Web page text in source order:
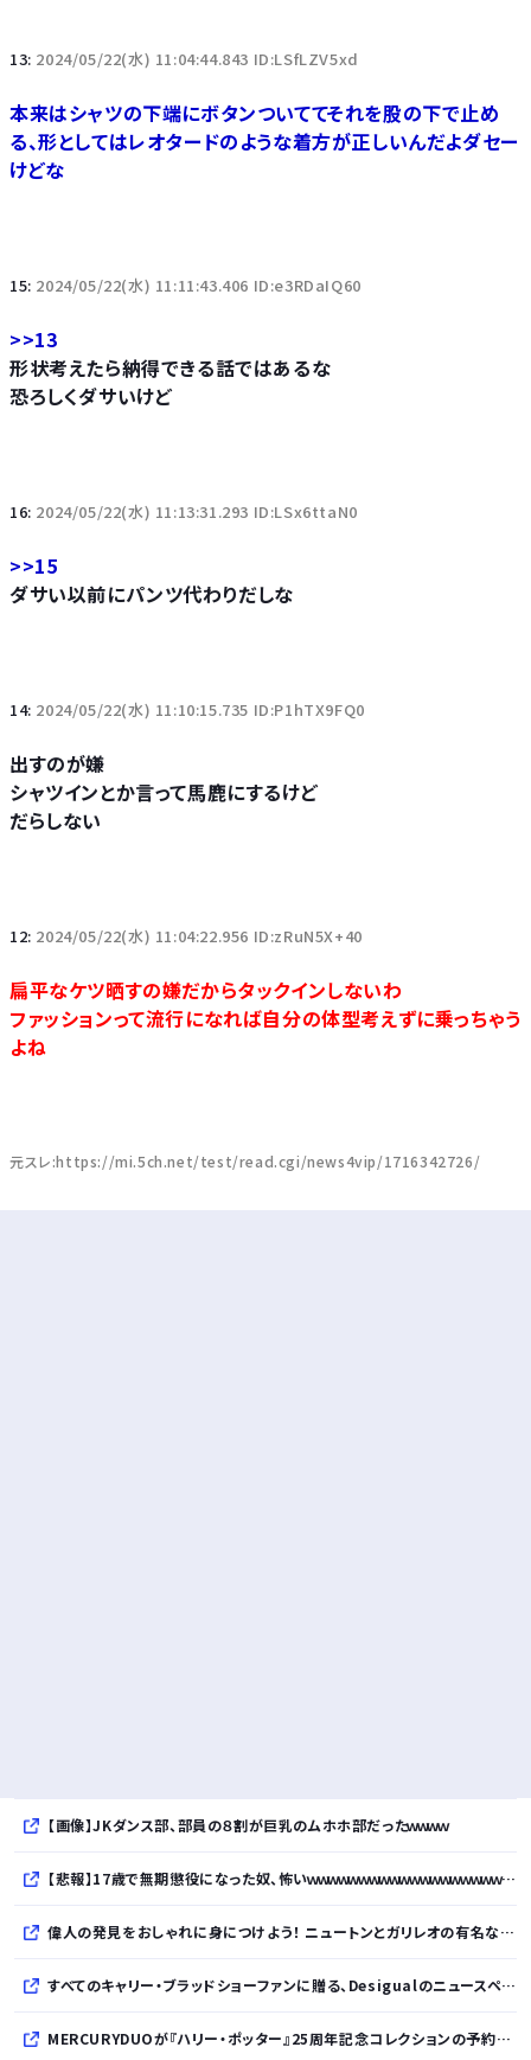
13: 2024/05/22(水) 11:04:44.843 ID:LSfLZV5xd
本来はシャツの下端にボタンついててそれを股の下で止め
る、形としてはレオタードのような着方が正しいんだよダセー
けどな
15: 2024/05/22(水) 11:11:43.406 ID:e3RDaIQ60
>>13
形状考えたら納得できる話ではあるな
恐ろしくダサいけど
16: 2024/05/22(水) 11:13:31.293 ID:LSx6ttaN0
>>15
ダサい以前にパンツ代わりだしな
14: 2024/05/22(水) 11:10:15.735 ID:P1hTX9FQ0
出すのが嫌
シャツインとか言って馬鹿にするけど
だらしない
12: 2024/05/22(水) 11:04:22.956 ID:zRuN5X+40
扁平なケツ晒すの嫌だからタックインしないわ
ファッションって流行になれば自分の体型考えずに乗っちゃう
よね
元スレ:https://mi.5ch.net/test/read.cgi/news4vip/1716342726/
【画像】JKダンス部、部員の８割が巨乳のムホホ部だったｗｗｗｗ
【悲報】17歳で無期懲役になった奴、怖いｗｗｗｗｗｗｗｗｗｗｗｗｗｗｗｗｗｗｗｗｗｗｗｗ
偉人の発見をおしゃれに身につけよう！ ニュートンとガリレオの有名な発見をモチーフにした、クールタッチTシャツ＆トートバッグが発売されました【QurioStore】
すべてのキャリー・ブラッドショーファンに贈る、Desigualのニュースペーパープリントコレクション
MERCURYDUOが『ハリー・ポッター』25周年記念コレクションの予約を開始